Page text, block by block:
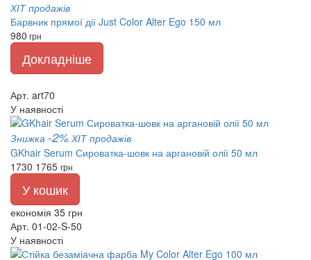
ХІТ продажів
Барвник прямої дії Just Color Alter Ego 150 мл
980 грн
Докладніше
Арт. art70
У наявності
Знижка -2% ХІТ продажів
GKhair Serum Сироватка-шовк на аргановій олії 50 мл
1730 1765 грн
У кошик
економія 35 грн
Арт. 01-02-S-50
У наявності